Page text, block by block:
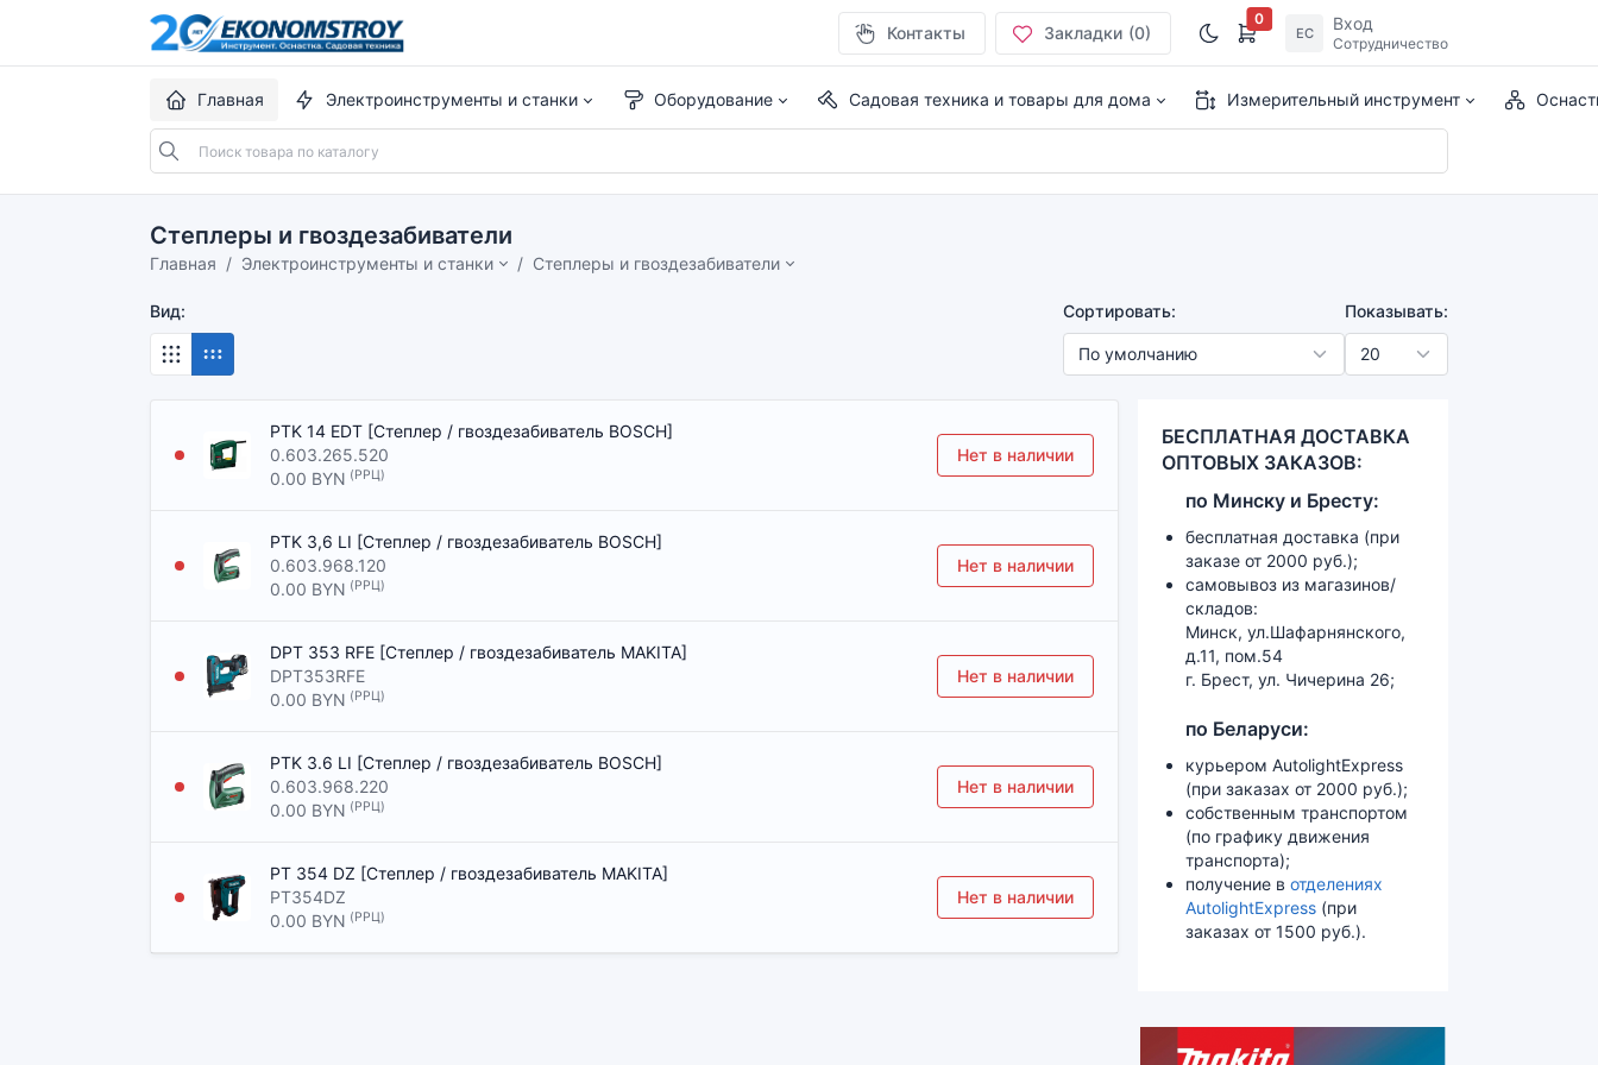
Контакты Закладки (0)
0
ЕС Вход
Сотрудничество
Главная Электроинструменты и станки Оборудование Садовая техника и товары для дома Измерительный инструмент
Степлеры и гвоздезабиватели
Главная Электроинструменты и станки Степлеры и гвоздезабиватели
Вид: Сортировать: Показывать:
PTK 14 EDT [Степлер / гвоздезабиватель BOSCH]
0.603.265.520
0.00 BYN (РРЦ)
Нет в наличии
PTK 3,6 LI [Степлер / гвоздезабиватель BOSCH]
0.603.968.120
0.00 BYN (РРЦ)
Нет в наличии
DPT 353 RFE [Степлер / гвоздезабиватель MAKITA]
DPT353RFE
0.00 BYN (РРЦ)
Нет в наличии
PTK 3.6 LI [Степлер / гвоздезабиватель BOSCH]
0.603.968.220
0.00 BYN (РРЦ)
Нет в наличии
PT 354 DZ [Степлер / гвоздезабиватель MAKITA]
PT354DZ
0.00 BYN (РРЦ)
Нет в наличии
БЕСПЛАТНАЯ ДОСТАВКА
ОПТОВЫХ ЗАКАЗОВ:
по Минску и Бресту:
бесплатная доставка (при
заказе от 2000 руб.);
самовывоз из магазинов/
складов:
Минск, ул.Шафарнянского,
д.11, пом.54
г. Брест, ул. Чичерина 26;
по Беларуси:
курьером AutolightExpress
(при заказах от 2000 руб.);
собственным транспортом
(по графику движения
транспорта);
получение в отделениях
AutolightExpress (при
заказах от 1500 руб.).